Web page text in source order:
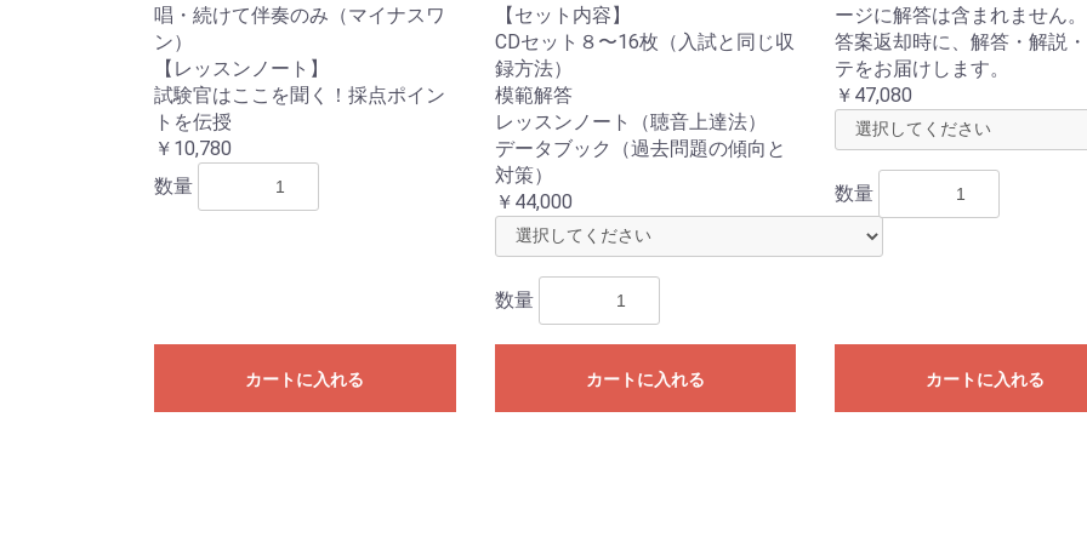
唱・続けて伴奏のみ（マイナスワ
ン）
【レッスンノート】
試験官はここを聞く！採点ポイン
トを伝授
￥10,780
数量
カートに入れる
【セット内容】
CDセット８〜16枚（入試と同じ収
録方法）
模範解答
レッスンノート（聴音上達法）
データブック（過去問題の傾向と
対策）
￥44,000
数量
カートに入れる
ージに解答は含まれません。
答案返却時に、解答・解説
テをお届けします。
￥47,080
数量
カートに入れる